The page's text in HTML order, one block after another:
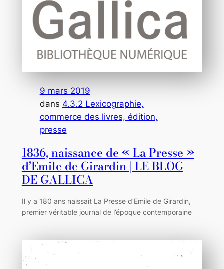
9 mars 2019
dans 4.3.2 Lexicographie,
commerce des livres, édition,
presse
1836, naissance de « La Presse »
d’Emile de Girardin | LE BLOG
DE GALLICA
Il y a 180 ans naissait La Presse d’Emile de Girardin,
premier véritable journal de l’époque contemporaine